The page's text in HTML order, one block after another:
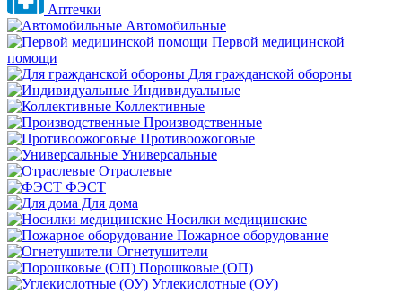
Аптечки
Автомобильные
Первой медицинской
помощи
Для гражданской обороны
Индивидуальные
Коллективные
Производственные
Противоожоговые
Универсальные
Отраслевые
ФЭСТ
Для дома
Носилки медицинские
Пожарное оборудование
Огнетушители
Порошковые (ОП)
Углекислотные (ОУ)